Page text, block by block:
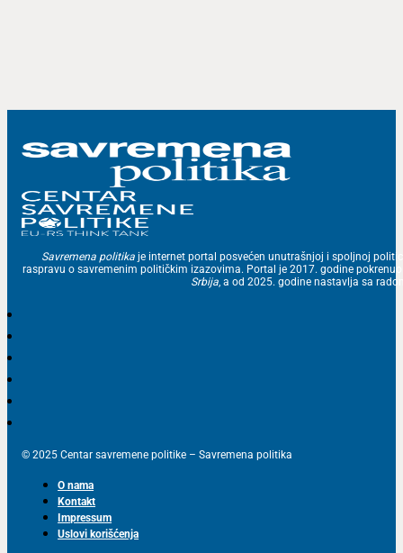
Savremena politika je internet portal posvećen unutrašnjoj i spoljnoj
raspravu o savremenim političkim izazovima. Portal je 2017. godine
Srbija, a od 2025. godine nastavlja sa
© 2025 Centar savremene politike – Savremena politika
O nama
Kontakt
Impressum
Uslovi korišćenja